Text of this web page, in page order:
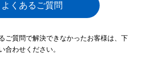
よくあるご質問
ご質問で解決できなかったお客様は、下
合わせください。